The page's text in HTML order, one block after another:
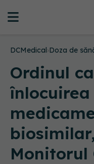
DCMedical›Doza de
Ordinul
înlocuirea
Monitorul